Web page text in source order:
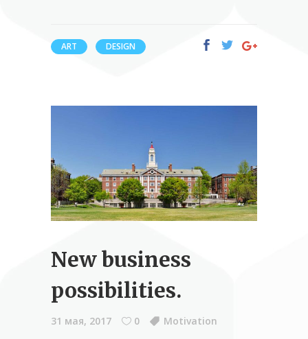
ART DESIGN
New business
possibilities.
31 мая, 2017 0 Motivation